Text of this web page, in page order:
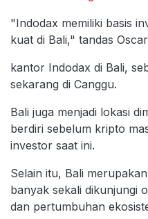
"Indodax memiliki basis
kuat di Bali," tandas
kantor Indodax di Bali,
sekarang di Canggu.
Bali juga menjadi lokasi
berdiri sebelum kripto
investor saat ini.
Selain itu, Bali
banyak sekali dikunjungi
dan pertumbuhan